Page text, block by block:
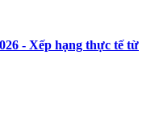
- Xếp hạng thực tế từ